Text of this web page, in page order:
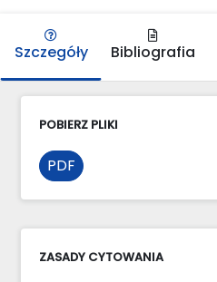
Szczegóły Bibliografia
POBIERZ PLIKI
PDF
ZASADY CYTOWANIA